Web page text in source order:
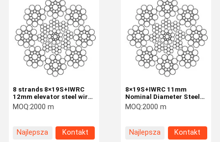
8×19S+IWRC 11mm
Nominal Diameter Steel
Elevator Ropes Traction
Rope
MOQ:2000 m
Najlepsza
Kontakt
8 strands 8×19S+IWRC
12mm elevator steel wire
rope EN 12385-4
MOQ:2000 m
Najlepsza
Kontakt